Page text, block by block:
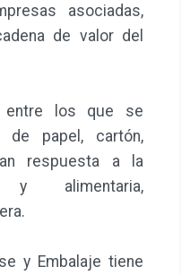
asociadas,
de valor del
los que se
de papel, cartón,
respuesta a la
y alimentaria,
y Embalaje tiene